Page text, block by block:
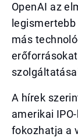
OpenAI az
más
A hírek
amerikai
fokozhatja a